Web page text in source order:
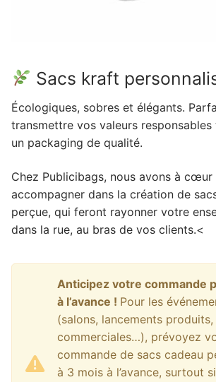
Sacs kraft
Écologiques, sobres et élégants.
transmettre vos valeurs
un packaging de qualité.
Chez Publicibags, nous avons à cœur
accompagner dans la création de
perçue, qui feront rayonner votre
dans la rue, au bras de vos clients.<
Anticipez votre commande
à l’avance ! Pour les
(salons, lancements
commerciales…), prévoyez
commande de sacs cadeau
à 3 mois à l’avance, surtout